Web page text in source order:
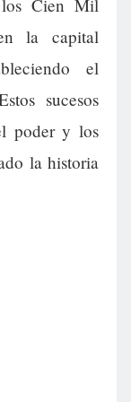
Cien Mil
la capital
el
sucesos
poder y los
la historia